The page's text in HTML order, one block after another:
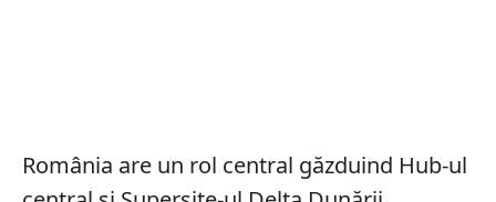
România are un rol central găzduind Hub-ul